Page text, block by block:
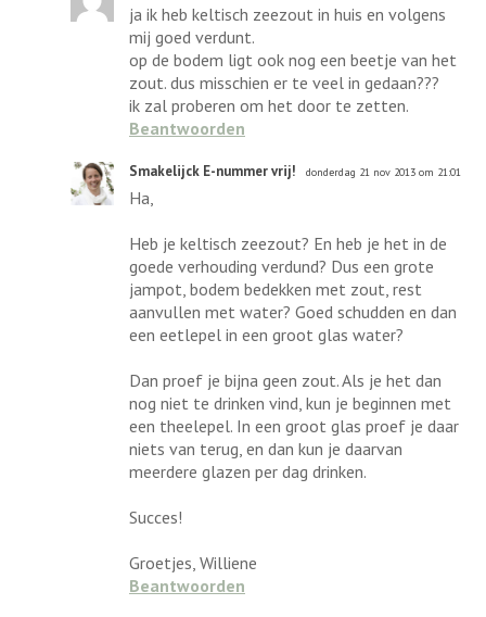
ja ik heb keltisch zeezout in huis en volgens
mij goed verdunt.
op de bodem ligt ook nog een beetje van het
zout. dus misschien er te veel in gedaan???
ik zal proberen om het door te zetten.
Beantwoorden
Smakelijck E-nummer vrij! donderdag 21 nov 2013 om 21:01
Ha,
Heb je keltisch zeezout? En heb je het in de
goede verhouding verdund? Dus een grote
jampot, bodem bedekken met zout, rest
aanvullen met water? Goed schudden en dan
een eetlepel in een groot glas water?
Dan proef je bijna geen zout. Als je het dan
nog niet te drinken vind, kun je beginnen met
een theelepel. In een groot glas proef je daar
niets van terug, en dan kun je daarvan
meerdere glazen per dag drinken.
Succes!
Groetjes, Williene
Beantwoorden